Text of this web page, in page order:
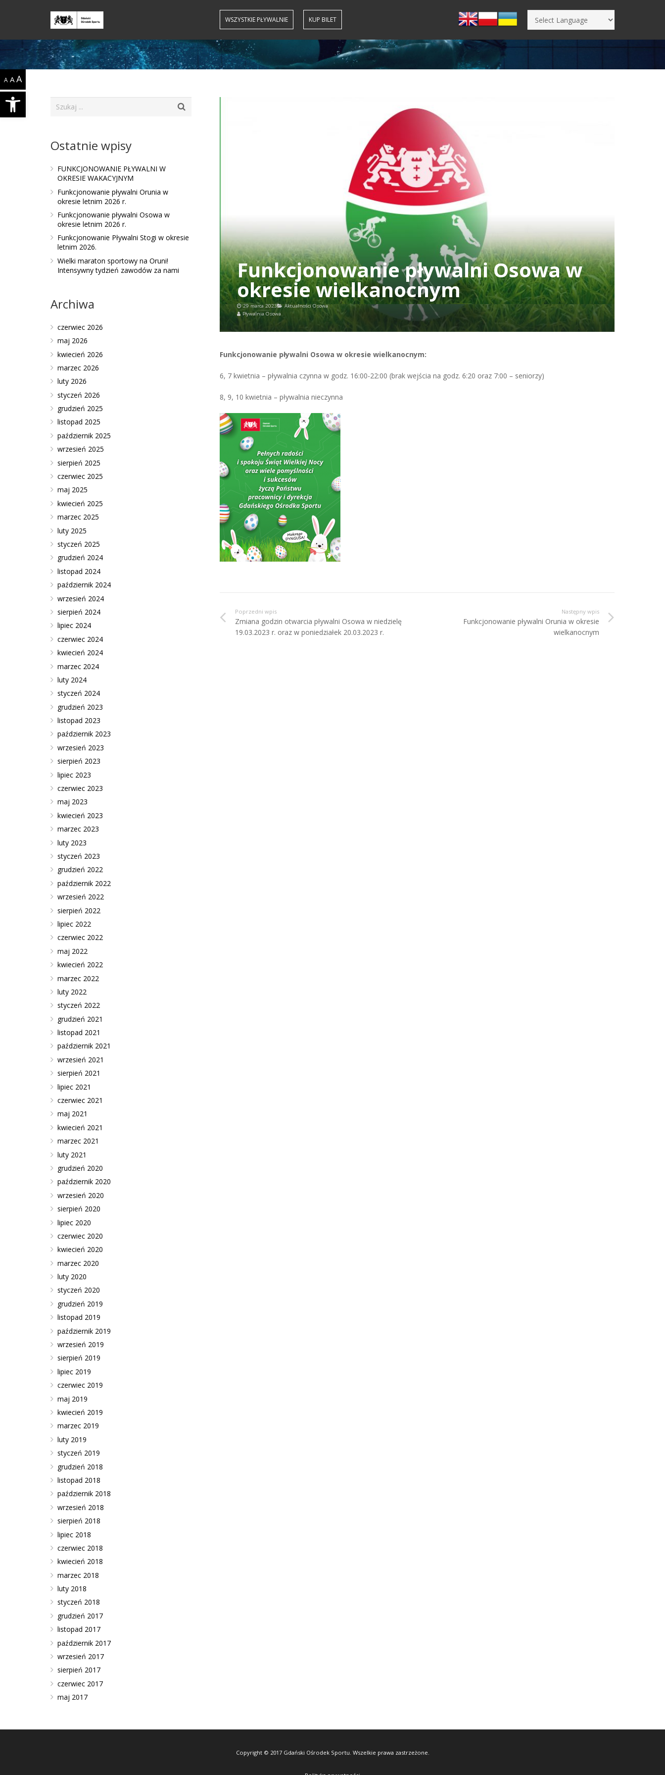
Open toolbar
WSZYSTKIE PŁYWALNIE KUP BILET
A A A
Funkcjonowanie pływalni Osowa w
okresie wielkanocnym
29 marca 2023
Aktualności Osowa
Pływalnia Osowa
Funkcjonowanie pływalni Osowa w okresie wielkanocnym:
6, 7 kwietnia – pływalnia czynna w godz. 16:00-22:00 (brak wejścia na godz. 6:20 oraz 7:00 – seniorzy)
8, 9, 10 kwietnia – pływalnia nieczynna
Poprzedni wpis
Zmiana godzin otwarcia pływalni Osowa w niedzielę
19.03.2023 r. oraz w poniedziałek 20.03.2023 r.
Następny wpis
Funkcjonowanie pływalni Orunia w okresie
wielkanocnym
Ostatnie wpisy
FUNKCJONOWANIE PŁYWALNI W
OKRESIE WAKACYJNYM
Funkcjonowanie pływalni Orunia w
okresie letnim 2026 r.
Funkcjonowanie pływalni Osowa w
okresie letnim 2026 r.
Funkcjonowanie Pływalni Stogi w okresie
letnim 2026.
Wielki maraton sportowy na Oruni!
Intensywny tydzień zawodów za nami
Archiwa
czerwiec 2026
maj 2026
kwiecień 2026
marzec 2026
luty 2026
styczeń 2026
grudzień 2025
listopad 2025
październik 2025
wrzesień 2025
sierpień 2025
czerwiec 2025
maj 2025
kwiecień 2025
marzec 2025
luty 2025
styczeń 2025
grudzień 2024
listopad 2024
październik 2024
wrzesień 2024
sierpień 2024
lipiec 2024
czerwiec 2024
kwiecień 2024
marzec 2024
luty 2024
styczeń 2024
grudzień 2023
listopad 2023
październik 2023
wrzesień 2023
sierpień 2023
lipiec 2023
czerwiec 2023
maj 2023
kwiecień 2023
marzec 2023
luty 2023
styczeń 2023
grudzień 2022
październik 2022
wrzesień 2022
sierpień 2022
lipiec 2022
czerwiec 2022
maj 2022
kwiecień 2022
marzec 2022
luty 2022
styczeń 2022
grudzień 2021
listopad 2021
październik 2021
wrzesień 2021
sierpień 2021
lipiec 2021
czerwiec 2021
maj 2021
kwiecień 2021
marzec 2021
luty 2021
grudzień 2020
październik 2020
wrzesień 2020
sierpień 2020
lipiec 2020
czerwiec 2020
kwiecień 2020
marzec 2020
luty 2020
styczeń 2020
grudzień 2019
listopad 2019
październik 2019
wrzesień 2019
sierpień 2019
lipiec 2019
czerwiec 2019
maj 2019
kwiecień 2019
marzec 2019
luty 2019
styczeń 2019
grudzień 2018
listopad 2018
październik 2018
wrzesień 2018
sierpień 2018
lipiec 2018
czerwiec 2018
kwiecień 2018
marzec 2018
luty 2018
styczeń 2018
grudzień 2017
listopad 2017
październik 2017
wrzesień 2017
sierpień 2017
czerwiec 2017
maj 2017
Copyright © 2017 Gdański Ośrodek Sportu. Wszelkie prawa zastrzeżone.